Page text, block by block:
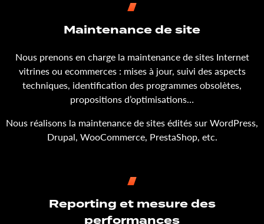
Maintenance de site
Nous prenons en charge la maintenance de sites Internet
vitrines ou ecommerces : mises à jour, suivi des aspects
techniques, identification des programmes obsolètes,
propositions d’optimisations…
Nous réalisons la maintenance de sites édités sur WordPress,
Drupal, WooCommerce, PrestaShop, etc.
Reporting et mesure des
performances